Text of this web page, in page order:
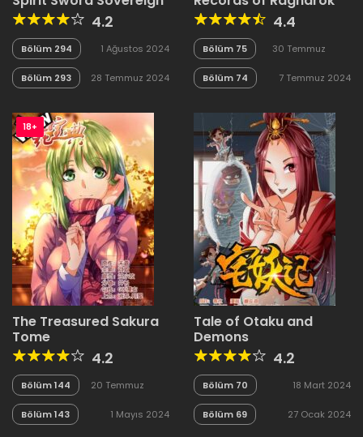
4.2
Bölüm 294 1 Ağustos 2024
Bölüm 293 28 Temmuz 2024
4.4
Bölüm 75
30 Temmuz
Bölüm 74 7 Temmuz 2024
18+
The Treasured Sakura
Tome
4.2
Bölüm 144
20 Temmuz
Bölüm 143 1 Mayıs 2024
Tale of Otaku and
Demons
4.2
Bölüm 70 18 Mart 2024
Bölüm 69 27 Ocak 2024